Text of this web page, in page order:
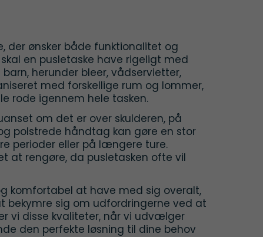
der ønsker både funktionalitet og
en pusletaske have rigeligt med
herunder bleer, vådservietter,
med forskellige rum og lommer,
rode igennem hele tasken.
om det er over skulderen, på
polstrede håndtag kan gøre en stor
perioder eller på længere ture.
at rengøre, da pusletasken ofte vil
komfortabel at have med sig overalt,
sig om udfordringerne ved at
vi disse kvaliteter, når vi udvælger
den perfekte løsning til dine behov